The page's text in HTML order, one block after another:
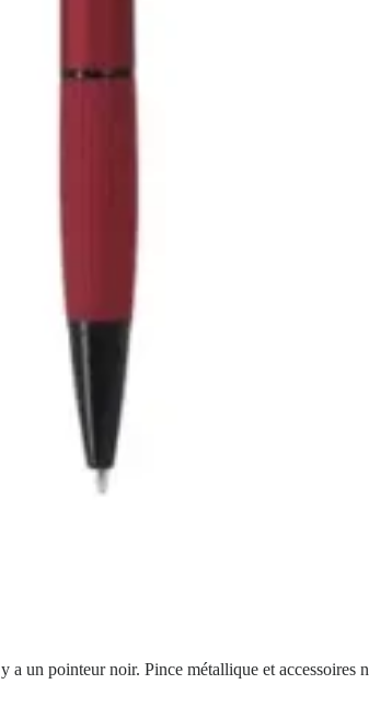
un pointeur noir. Pince métallique et